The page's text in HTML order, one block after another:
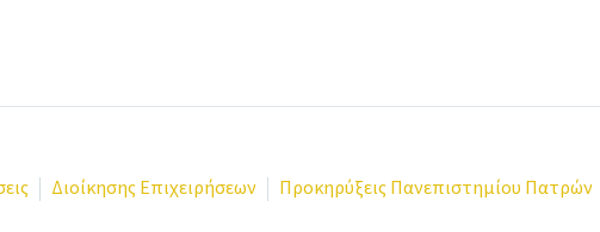
Διοίκησης Επιχειρήσεων Προκηρύξεις Πανεπιστημίου Πατρών